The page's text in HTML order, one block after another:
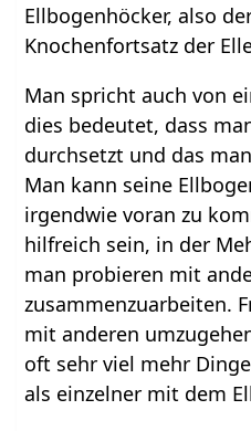
Ellbogenhöcker, also
Knochenfortsatz der
Man spricht auch von
dies bedeutet, dass
durchsetzt und das
Man kann seine
irgendwie voran zu
hilfreich sein, in der
man probieren mit
zusammenzuarbeiten.
mit anderen
oft sehr viel mehr
als einzelner mit dem